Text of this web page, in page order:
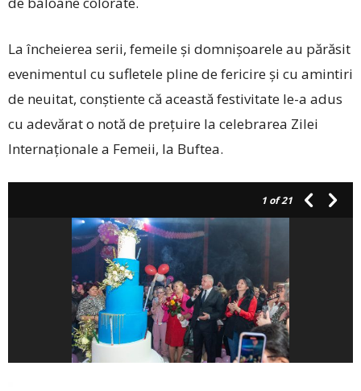
La încheierea serii, femeile și domnișoarele au părăsit
evenimentul cu sufletele pline de fericire și cu amintiri
de neuitat, conștiente că această festivitate le-a adus
cu adevărat o notă de prețuire la celebrarea Zilei
Internaționale a Femeii, la Buftea.
1 of 21